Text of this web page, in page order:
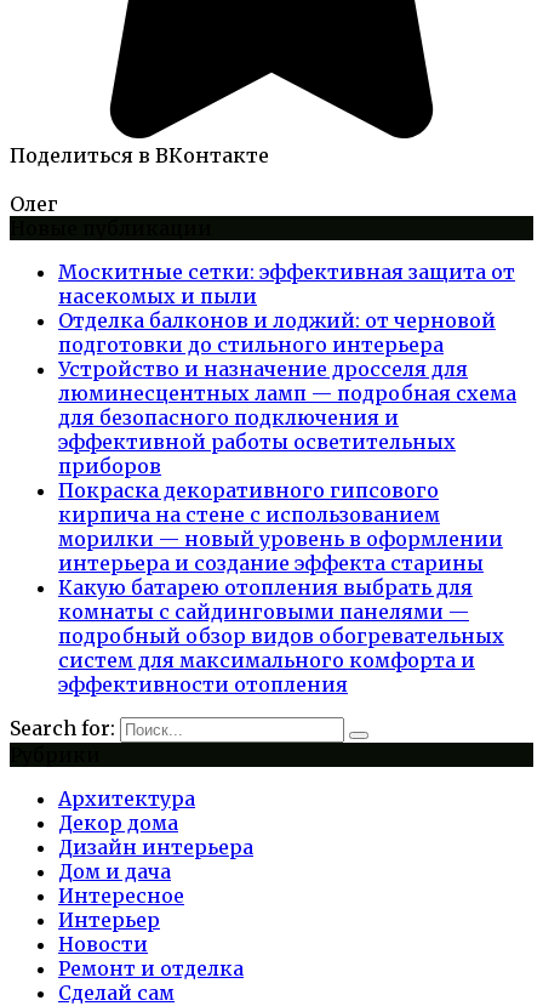
Поделиться в ВКонтакте
Олег
Москитные сетки: эффективная защита от
насекомых и пыли
Отделка балконов и лоджий: от черновой
подготовки до стильного интерьера
Устройство и назначение дросселя для
люминесцентных ламп — подробная схема
для безопасного подключения и
эффективной работы осветительных
приборов
Покраска декоративного гипсового
кирпича на стене с использованием
морилки — новый уровень в оформлении
интерьера и создание эффекта старины
Какую батарею отопления выбрать для
комнаты с сайдинговыми панелями —
подробный обзор видов обогревательных
систем для максимального комфорта и
эффективности отопления
Search for:
Архитектура
Декор дома
Дизайн интерьера
Дом и дача
Интересное
Интерьер
Новости
Ремонт и отделка
Сделай сам